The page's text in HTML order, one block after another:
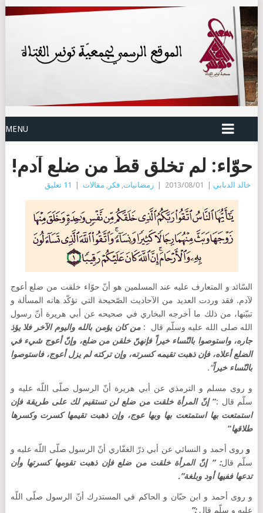
MENU
حوّاء: لم تخلق قطّ من ضلع آدم!
خالد الدبابي 2013/08/01 رمضانيات, فكر , مقالات 11 تعليق
السّائد و المتعارف عليه عند المسلمين هو أنّ حوّاء خلقت من ضلع أعوج
لآدم. فقد وردت العديد من الآحاديث الصّحيحة التي تؤكّد هاته المسألة و
تبيّنها، من ذلك ما أخرجه البخاري في صحيحه عن أبي هريرة أنّ رسول
الله صلى الله عليه وسلّم قال :من كان يؤمن بالله واليوم الآخر فلا يؤذ
جاره، واستوصوا بالنّساء خيراً فإنهنّ خلقن من ضلع، وإنّ أعوج شيء في
الضلع أعلاه، فإن ذهبت تقيمه كسرته، وإن تركته لم يزل أعوج، فاستوصوا
بالنّساء خيراً“.
و روى مسلم و الترمذي عن أبي هريرة أنّ الرسول صلّى اللّه عليه و
سلّم قال :“ إنّ المرأة خلقت من ضلع لن تستقيم لك على طريقة فإن
استمتعت بها استمتعت بها وبها عوج، وإن ذهبت تقيمها كسرت وكسرها
طلاقها“
و روى أحمد و النسائي عن أبي ذرّ الغفّاري أنّ الرسول صلّى اللّه عليه و
سلّم قال: ” إنّ المرأة خلقت من ضلع فإن ذهبت تقومها كسرتها وأن
تدعها ففيها أود وبلغة”.
و روى أحمد و ابن حبّان و الحاكم في المستدرك أنّ الرسول صلّى اللّه
عليه و سلّم قال:”